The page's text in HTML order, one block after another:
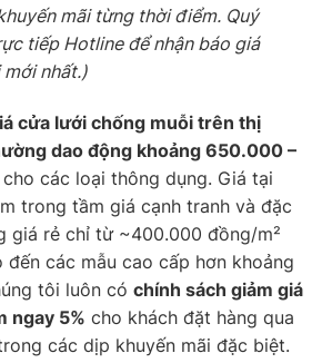
mãi từng thời điểm. Quý
tiếp Hotline để nhận báo giá
mới nhất.)
cửa lưới chống muỗi trên thị
dao động khoảng 650.000 –
cho các loại thông dụng. Giá tại
trong tầm giá cạnh tranh và đặc
giá rẻ chỉ từ ~400.000 đồng/m²
các mẫu cao cấp hơn khoảng
tôi luôn có chính sách giảm giá
ngay 5% cho khách đặt hàng qua
các dịp khuyến mãi đặc biệt.